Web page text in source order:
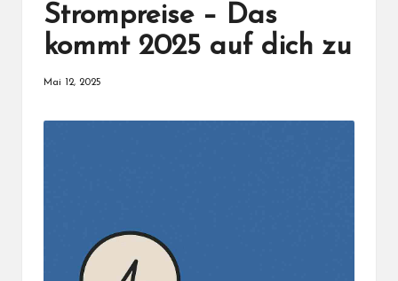
Strompreise – Das
kommt 2025 auf dich zu
Mai 12, 2025